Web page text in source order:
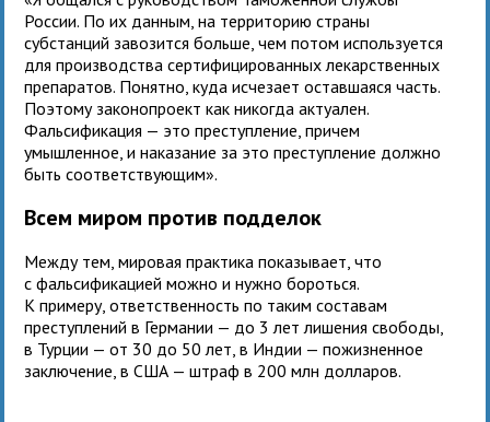
России. По их данным, на территорию страны
субстанций завозится больше, чем потом используется
для производства сертифицированных лекарственных
препаратов. Понятно, куда исчезает оставшаяся часть.
Поэтому законопроект как никогда актуален.
Фальсификация — это преступление, причем
умышленное, и наказание за это преступление должно
быть соответствующим».
Всем миром против подделок
Между тем, мировая практика показывает, что
с фальсификацией можно и нужно бороться.
К примеру, ответственность по таким составам
преступлений в Германии — до 3 лет лишения свободы,
в Турции — от 30 до 50 лет, в Индии — пожизненное
заключение, в США — штраф в 200 млн долларов.